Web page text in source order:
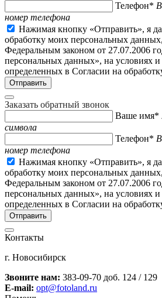
Телефон*
номер телефона
Нажимая кнопку «Отправить», я
обработку моих персональных
Федеральным законом от 27.07.2006
персональных данных», на условиях и
определенных в Согласии на
Заказать обратный звонок
Ваше имя*
символа
Телефон*
номер телефона
Нажимая кнопку «Отправить», я
обработку моих персональных
Федеральным законом от 27.07.2006
персональных данных», на условиях и
определенных в Согласии на
Контакты
г. Новосибирск
Звоните нам: 383-09-70 доб. 124 / 129
E-mail: opt@fotoland.ru